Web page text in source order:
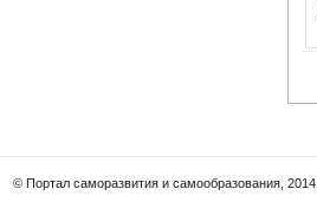
© Портал саморазвития и самообразования, 2014